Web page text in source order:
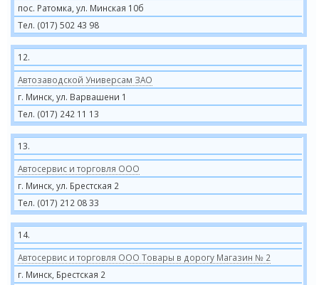
пос. Ратомка, ул. Минская 10б
Тел. (017) 502 43 98
12.
Автозаводской Универсам ЗАО
г. Минск, ул. Варвашени 1
Тел. (017) 242 11 13
13.
Автосервис и торговля ООО
г. Минск, ул. Брестская 2
Тел. (017) 212 08 33
14.
Автосервис и торговля ООО Товары в дорогу Магазин № 2
г. Минск, Брестская 2